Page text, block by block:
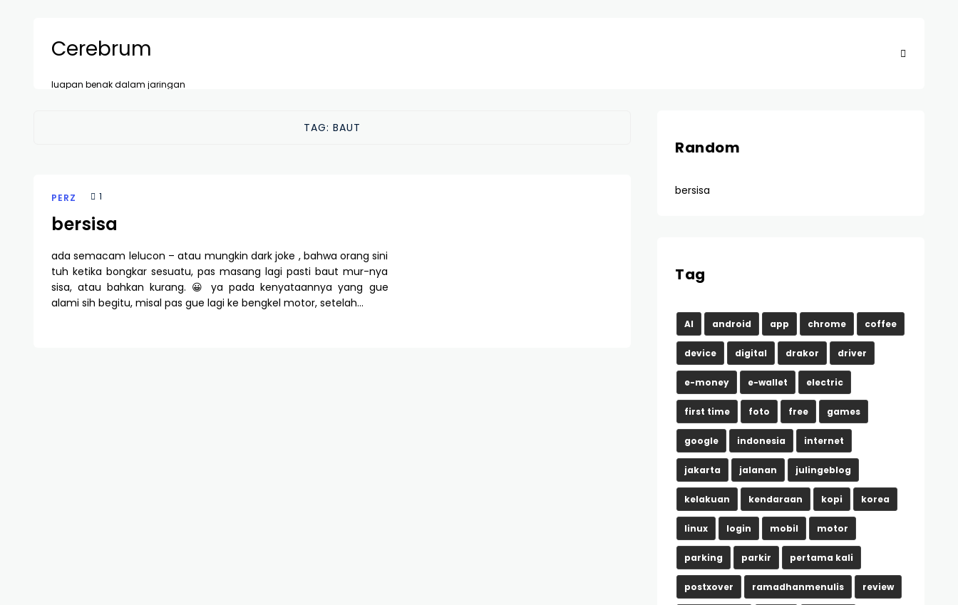
Cerebrum
luapan benak dalam jaringan
TAG: BAUT
PERZ 1
bersisa
ada semacam lelucon – atau mungkin dark joke , bahwa orang sini
tuh ketika bongkar sesuatu, pas masang lagi pasti baut mur-nya
sisa, atau bahkan kurang. 😀 ya pada kenyataannya yang gue
alami sih begitu, misal pas gue lagi ke bengkel motor, setelah…
Random
bersisa
Tag
AI android app chrome coffee
device digital drakor driver
e-money e-wallet electric
first time foto free games
google indonesia internet
jakarta jalanan julingeblog
kelakuan kendaraan kopi korea
linux login mobil motor
parking parkir pertama kali
postxover ramadhanmenulis review